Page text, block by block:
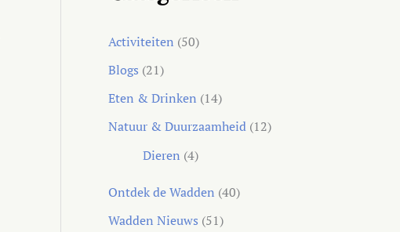
Activiteiten (50)
Blogs (21)
Eten & Drinken (14)
Natuur & Duurzaamheid (12)
Dieren (4)
Ontdek de Wadden (40)
Wadden Nieuws (51)